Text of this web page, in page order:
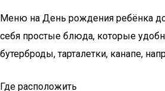
Меню на День рождения ребёнка
себя простые блюда, которые
бутерброды, тарталетки, канапе,
Где расположить